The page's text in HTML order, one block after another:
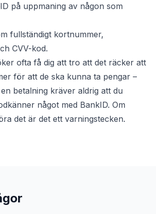
på uppmaning av någon som
fullständigt kortnummer,
CVV-kod.
ofta få dig att tro att det räcker att
för att de ska kunna ta pengar –
betalning kräver aldrig att du
något med BankID. Om
det är det ett varningstecken.